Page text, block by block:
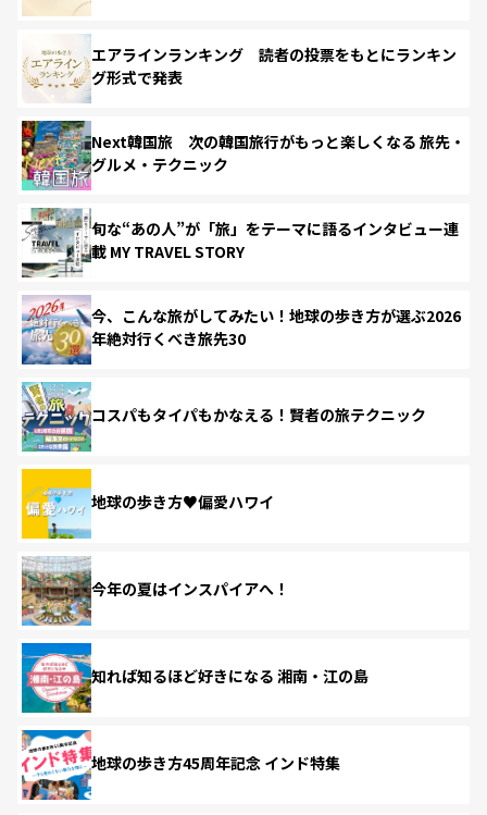
エアラインランキング 読者の投票をもとにランキン
グ形式で発表
Next韓国旅 次の韓国旅行がもっと楽しくなる 旅先・
グルメ・テクニック
旬な“あの人”が「旅」をテーマに語るインタビュー連
載 MY TRAVEL STORY
今、こんな旅がしてみたい！地球の歩き方が選ぶ2026
年絶対行くべき旅先30
コスパもタイパもかなえる！賢者の旅テクニック
地球の歩き方♥偏愛ハワイ
今年の夏はインスパイアへ！
知れば知るほど好きになる 湘南・江の島
地球の歩き方45周年記念 インド特集